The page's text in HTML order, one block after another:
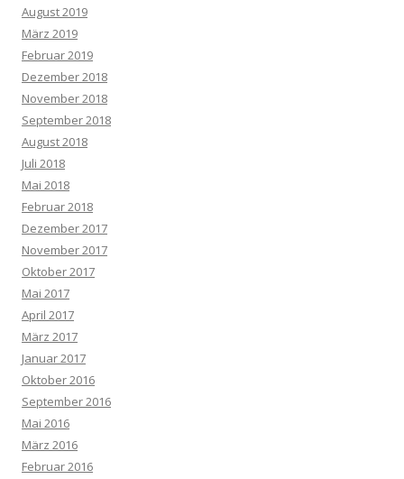
August 2019
März 2019
Februar 2019
Dezember 2018
November 2018
September 2018
August 2018
Juli 2018
Mai 2018
Februar 2018
Dezember 2017
November 2017
Oktober 2017
Mai 2017
April 2017
März 2017
Januar 2017
Oktober 2016
September 2016
Mai 2016
März 2016
Februar 2016